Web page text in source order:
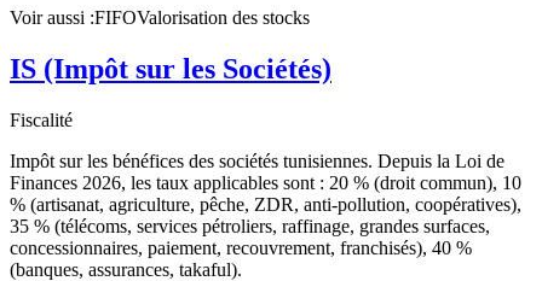
Voir aussi :FIFOValorisation des stocks
IS (Impôt sur les Sociétés)
Fiscalité
Impôt sur les bénéfices des sociétés tunisiennes. Depuis la Loi de
Finances 2026, les taux applicables sont : 20 % (droit commun), 10
% (artisanat, agriculture, pêche, ZDR, anti-pollution, coopératives),
35 % (télécoms, services pétroliers, raffinage, grandes surfaces,
concessionnaires, paiement, recouvrement, franchisés), 40 %
(banques, assurances, takaful).